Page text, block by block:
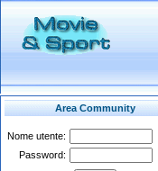
Area Community
Nome utente:
Password: